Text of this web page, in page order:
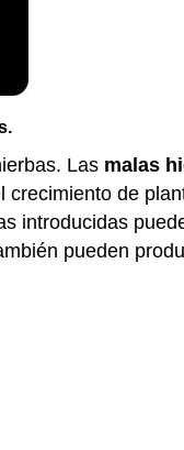
Las malas
de
introducidas
pueden